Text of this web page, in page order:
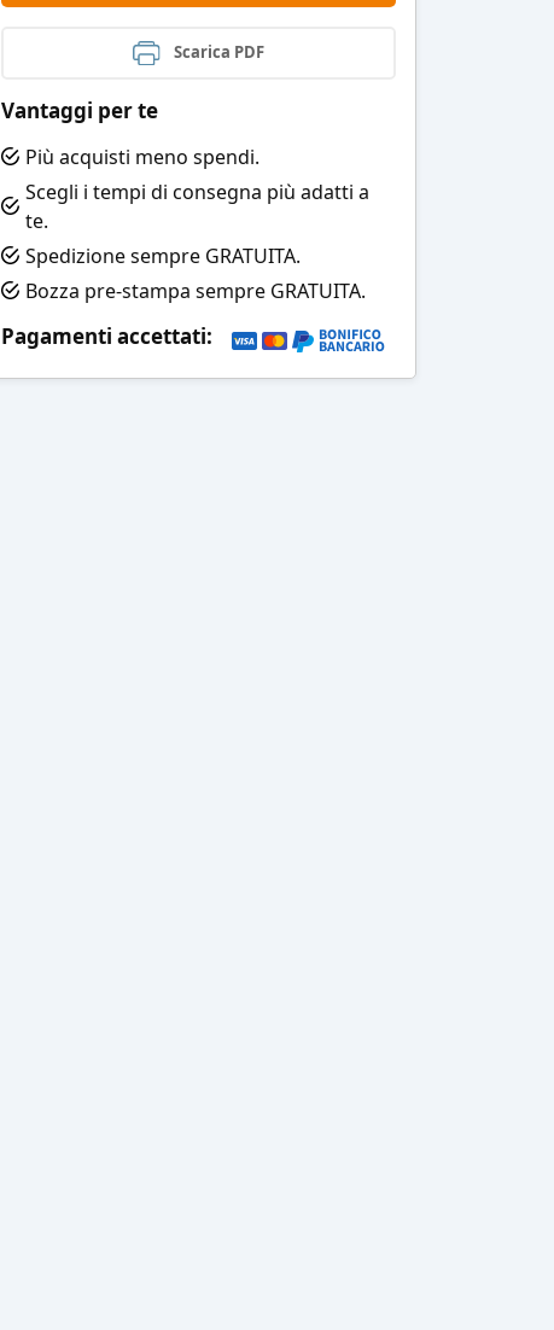
Scarica PDF
Vantaggi per te
Più acquisti meno spendi.
Scegli i tempi di consegna più adatti a
te.
Spedizione sempre GRATUITA.
Bozza pre-stampa sempre GRATUITA.
Pagamenti accettati: